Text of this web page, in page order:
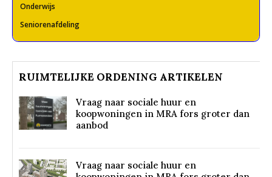
Onderwijs
Seniorenafdeling
RUIMTELIJKE ORDENING ARTIKELEN
Vraag naar sociale huur en
koopwoningen in MRA fors groter dan
aanbod
Vraag naar sociale huur en